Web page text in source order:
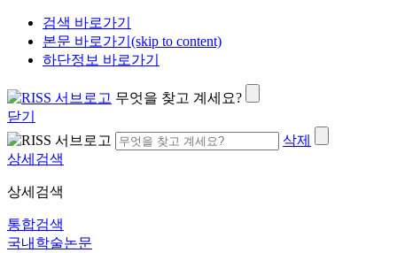
검색 바로가기
본문 바로가기(skip to content)
하단정보 바로가기
무엇을 찾고 계세요?
닫기
삭제
상세검색
상세검색
통합검색
국내학술논문